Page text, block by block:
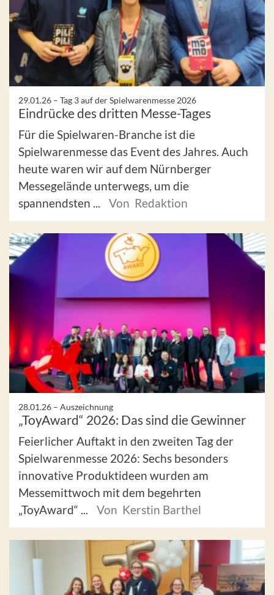
29.01.26 – Tag 3 auf der Spielwarenmesse 2026
Eindrücke des dritten Messe-Tages
Für die Spielwaren-Branche ist die
Spielwarenmesse das Event des Jahres. Auch
heute waren wir auf dem Nürnberger
Messegelände unterwegs, um die
spannendsten ...
Von Redaktion
28.01.26 – Auszeichnung
„ToyAward“ 2026: Das sind die Gewinner
Feierlicher Auftakt in den zweiten Tag der
Spielwarenmesse 2026: Sechs besonders
innovative Produktideen wurden am
Messemittwoch mit dem begehrten
„ToyAward“ ...
Von Kerstin Barthel